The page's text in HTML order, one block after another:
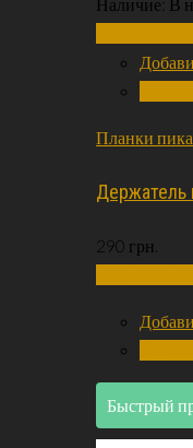
Наличие: В
Планки
Держатель
290 грн.
Быстрый